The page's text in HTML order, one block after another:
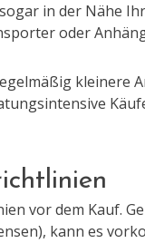
in der Nähe
oder
kleinere
vor dem Kauf.
kann es